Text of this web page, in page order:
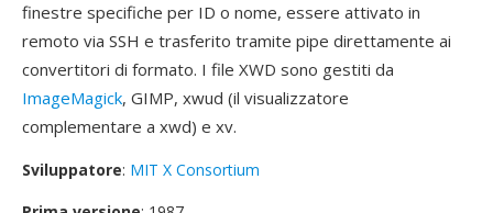
finestre specifiche per ID o nome, essere attivato in
remoto via SSH e trasferito tramite pipe direttamente ai
convertitori di formato. I file XWD sono gestiti da
ImageMagick, GIMP, xwud (il visualizzatore
complementare a xwd) e xv.
Sviluppatore: MIT X Consortium